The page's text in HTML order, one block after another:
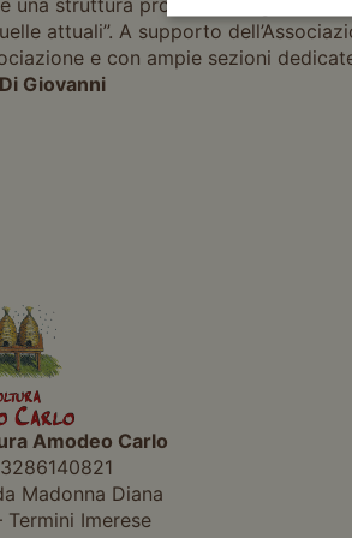
una struttura produttiva
attuali”. A supporto
e con ampie sezioni
Giovanni
Amodeo Carlo
Madonna Diana
Termini Imerese